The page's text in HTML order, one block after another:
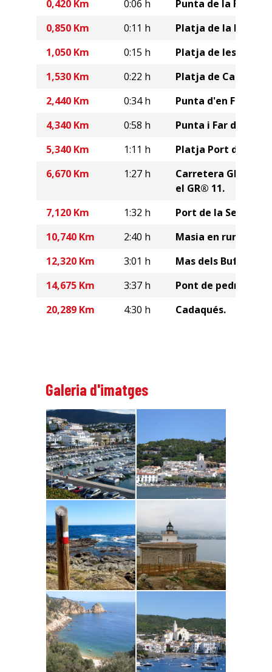
0,420 Km 0:06 h
Punta de la Farella.
0,850 Km
0:11 h
Platja de la Farella.
1,050 Km
0:15 h
Platja de les
1,530 Km
0:22 h
Platja de Cau de
2,440 Km
0:34 h
Punta d'en Feliu.
4,340 Km
0:58 h
Punta i Far de
5,340 Km
1:11 h
Platja Port de la
6,670 Km
1:27 h
Carretera GE-612.
el GR® 11.
7,120 Km
1:32 h
Port de la Selva.
10,740 Km
2:40 h
Masia en runes.
12,320 Km
3:01 h
Mas dels Bufadors.
14,675 Km
3:37 h
Pont de pedra seca.
20,289 Km
4:30 h Cadaqués.
Galeria d'imatges